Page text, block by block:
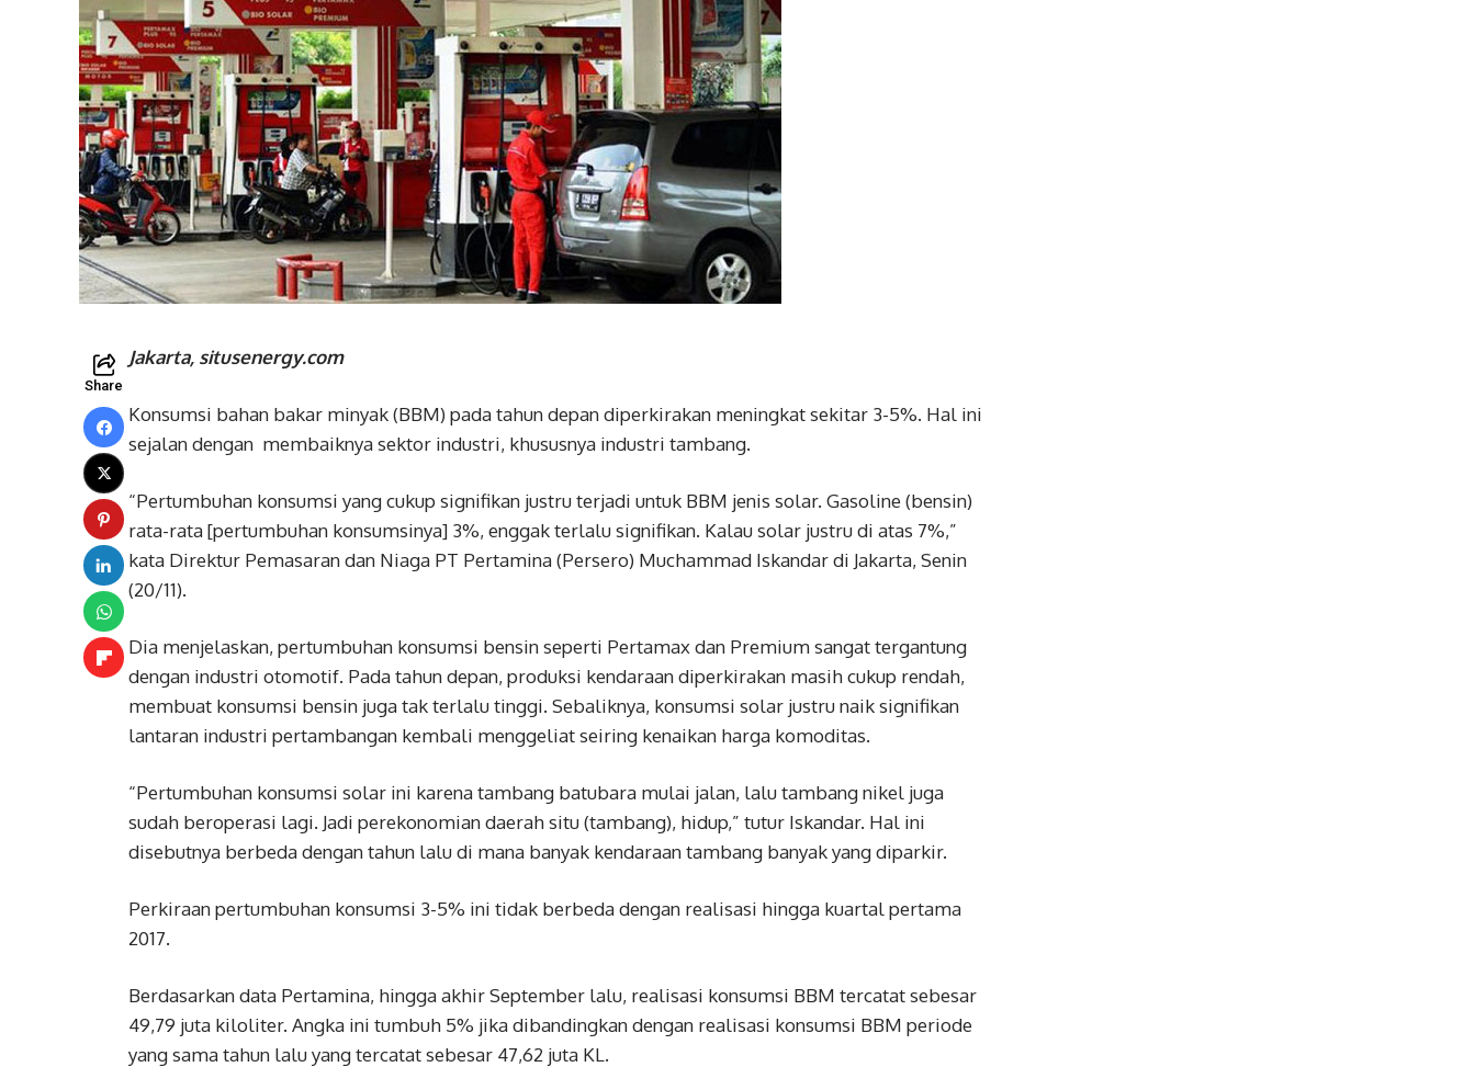
Share
Jakarta, situsenergy.com
Konsumsi bahan bakar minyak (BBM) pada tahun depan diperkirakan meningkat sekitar 3-5%. Hal ini
sejalan dengan membaiknya sektor industri, khususnya industri tambang.
“Pertumbuhan konsumsi yang cukup signifikan justru terjadi untuk BBM jenis solar. Gasoline (bensin)
rata-rata [pertumbuhan konsumsinya] 3%, enggak terlalu signifikan. Kalau solar justru di atas 7%,”
kata Direktur Pemasaran dan Niaga PT Pertamina (Persero) Muchammad Iskandar di Jakarta, Senin
(20/11).
Dia menjelaskan, pertumbuhan konsumsi bensin seperti Pertamax dan Premium sangat tergantung
dengan industri otomotif. Pada tahun depan, produksi kendaraan diperkirakan masih cukup rendah,
membuat konsumsi bensin juga tak terlalu tinggi. Sebaliknya, konsumsi solar justru naik signifikan
lantaran industri pertambangan kembali menggeliat seiring kenaikan harga komoditas.
“Pertumbuhan konsumsi solar ini karena tambang batubara mulai jalan, lalu tambang nikel juga
sudah beroperasi lagi. Jadi perekonomian daerah situ (tambang), hidup,” tutur Iskandar. Hal ini
disebutnya berbeda dengan tahun lalu di mana banyak kendaraan tambang banyak yang diparkir.
Perkiraan pertumbuhan konsumsi 3-5% ini tidak berbeda dengan realisasi hingga kuartal pertama
2017.
Berdasarkan data Pertamina, hingga akhir September lalu, realisasi konsumsi BBM tercatat sebesar
49,79 juta kiloliter. Angka ini tumbuh 5% jika dibandingkan dengan realisasi konsumsi BBM periode
yang sama tahun lalu yang tercatat sebesar 47,62 juta KL.